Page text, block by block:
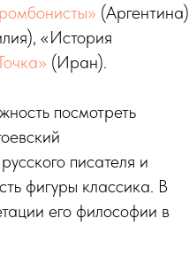
«История
(Иран).
посмотреть
писателя и
фигуры классика. В
его философии в